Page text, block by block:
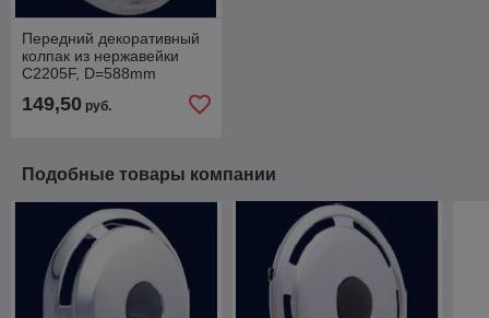
Передний декоративный
колпак из нержавейки
С2205F, D=588mm
149,50 руб.
Подобные товары компании